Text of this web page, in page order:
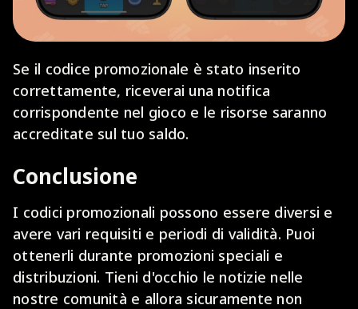
Se il codice promozionale è stato inserito
correttamente, riceverai una notifica
corrispondente nel gioco e le risorse saranno
accreditate sul tuo saldo.
Conclusione
I codici promozionali possono essere diversi e
avere vari requisiti e periodi di validità. Puoi
ottenerli durante promozioni speciali e
distribuzioni. Tieni d'occhio le notizie nelle
nostre comunità e allora sicuramente non